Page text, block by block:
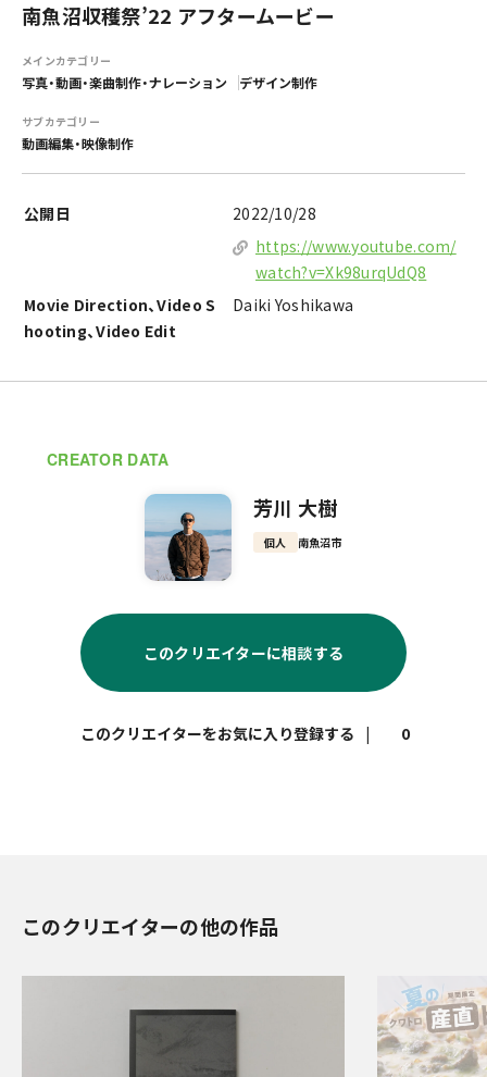
南魚沼収穫祭’22 アフタームービー
メインカテゴリー
写真・動画・楽曲制作・ナレーション デザイン制作
サブカテゴリー
動画編集・映像制作
公開日
2022/10/28
https://www.youtube.com/
watch?v=Xk98urqUdQ8
Movie Direction、Video S
hooting、Video Edit
Daiki Yoshikawa
CREATOR DATA
芳川 大樹
個人 南魚沼市
このクリエイターに相談する
| 0
このクリエイターの他の作品